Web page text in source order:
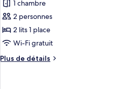
pour
ce
type
de
chambre :
Chambre
1 chambre
2 personnes
2 lits 1 place
Wi-Fi gratuit
Plus de détails
Plus